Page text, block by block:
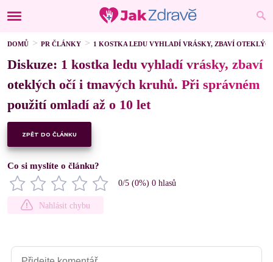
DOMŮ PR ČLÁNKY 1 KOSTKA LEDU VYHLADÍ VRÁSKY, ZBAVÍ
Diskuze: 1 kostka ledu vyhladí vrásky, zbaví
oteklých očí i tmavých kruhů. Při správném
použití omladí až o 10 let
ZPĚT DO ČLÁNKU
Co si myslíte o článku?
0/5 (0%) 0 hlasů
Nahlásit chybu